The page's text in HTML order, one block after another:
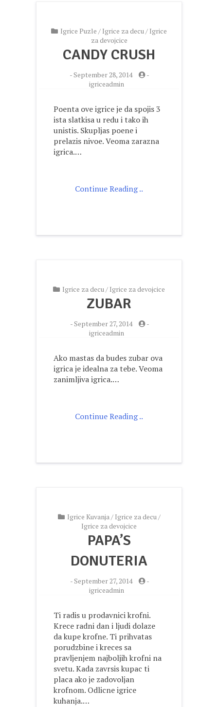
Igrice Puzle / Igrice za decu/ Igrice
za devojcice
CANDY CRUSH
-September 28, 2014
-
igriceadmin
Poenta ove igrice je da spojis 3
ista slatkisa u redu i tako ih
unistis. Skupljas poene i
prelazis nivoe. Veoma zarazna
igrica.…
Continue Reading ..
Igrice za decu/ Igrice za devojcice
ZUBAR
-September 27, 2014
-
igriceadmin
Ako mastas da budes zubar ova
igrica je idealna za tebe. Veoma
zanimljiva igrica.…
Continue Reading ..
Igrice Kuvanja/ Igrice za decu/
Igrice za devojcice
PAPA’S
DONUTERIA
-September 27, 2014
-
igriceadmin
Ti radis u prodavnici krofni.
Krece radni dan i ljudi dolaze
da kupe krofne. Ti prihvatas
porudzbine i kreces sa
pravljenjem najboljih krofni na
svetu. Kada zavrsis kupac ti
placa ako je zadovoljan
krofnom. Odlicne igrice
kuhanja.…